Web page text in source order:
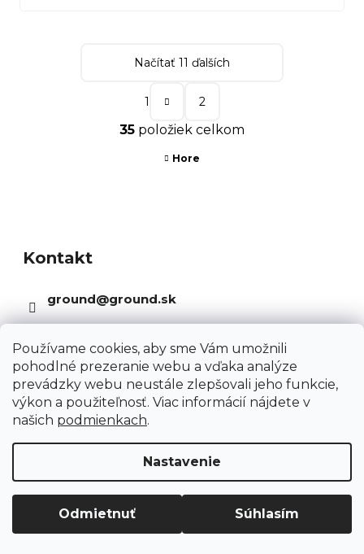
Používame cookies, aby sme Vám umožnili
pohodlné prezeranie webu a vďaka analýze
prevádzky webu neustále zlepšovali jeho funkcie,
výkon a použiteľnosť. Viac informácií nájdete v
našich podmienkach.
Nastavenie
Odmietnuť Súhlasím
O
l
p
r
v
k
v
ý
p
s
Načítať 11 ďalších
r
á
1 2
35 položiek celkom
Hore
i
Kontakt
ground@ground.sk
Informácie pre Vás